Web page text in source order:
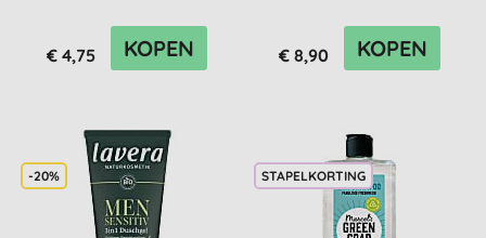
€ 4,75 KOPEN € 8,90 KOPEN
-20% STAPELKORTING